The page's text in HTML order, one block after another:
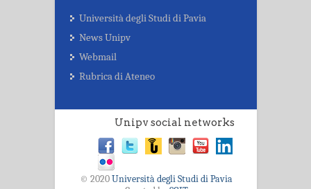
Università degli Studi di Pavia
News Unipv
Webmail
Rubrica di Ateneo
Unipv social networks
© 2020Università degli Studi di Pavia